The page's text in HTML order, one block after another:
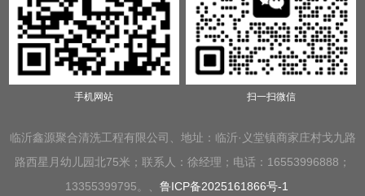
手机网站 扫一扫微信
临沂鑫源聚合清洗工程有限公司、地址：临沂·义堂镇商家庄村戈九路
路西星月幼儿园北75米；联系人：徐经理；电话：16553996888；
13355399795。、 鲁ICP备2025161866号-1